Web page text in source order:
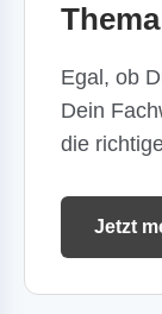
Egal, ob
Dein
die
Jetzt